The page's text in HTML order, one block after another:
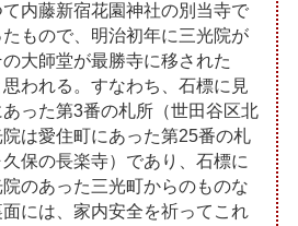
内藤新宿花園神社の別当寺で
もので、明治初年に三光院が
大師堂が最勝寺に移された
われる。すなわち、石標に見
った第3番の札所（世田谷区北
は愛住町にあった第25番の札
保の長楽寺）であり、石標に
のあった三光町からのものな
には、家内安全を祈ってこれ